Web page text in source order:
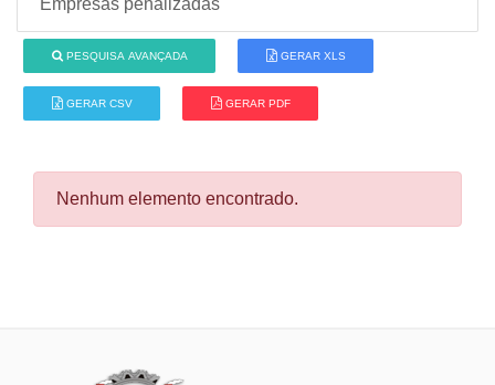
PESQUISA AVANÇADA GERAR XLS
GERAR CSV GERAR PDF
Nenhum elemento encontrado.